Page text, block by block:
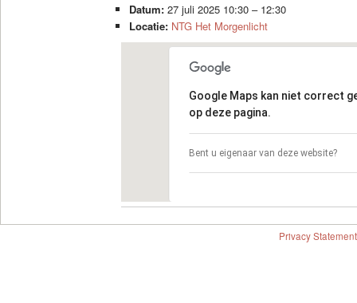
Datum: 27 juli 2025 10:30– 12:30
Locatie: NTG Het Morgenlicht
Google Maps kan niet correct
op deze pagina.
Bent u eigenaar van deze website?
Privacy Statement